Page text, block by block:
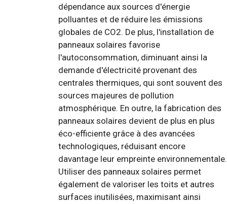
dépendance aux sources d'énergie
polluantes et de réduire les émissions
globales de CO2. De plus, l'installation de
panneaux solaires favorise
l'autoconsommation, diminuant ainsi la
demande d'électricité provenant des
centrales thermiques, qui sont souvent des
sources majeures de pollution
atmosphérique. En outre, la fabrication des
panneaux solaires devient de plus en plus
éco-efficiente grâce à des avancées
technologiques, réduisant encore
davantage leur empreinte environnementale.
Utiliser des panneaux solaires permet
également de valoriser les toits et autres
surfaces inutilisées, maximisant ainsi